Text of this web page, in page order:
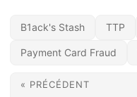
B1ack's Stash TTP
Payment Card Fraud
« PRÉCÉDENT